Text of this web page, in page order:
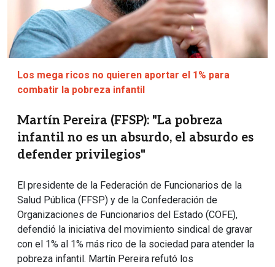
Los mega ricos no quieren aportar el 1% para
combatir la pobreza infantil
Martín Pereira (FFSP): "La pobreza
infantil no es un absurdo, el absurdo es
defender privilegios"
El presidente de la Federación de Funcionarios de la
Salud Pública (FFSP) y de la Confederación de
Organizaciones de Funcionarios del Estado (COFE),
defendió la iniciativa del movimiento sindical de gravar
con el 1% al 1% más rico de la sociedad para atender la
pobreza infantil. Martín Pereira refutó los